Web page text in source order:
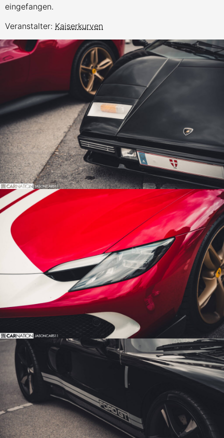
eingefangen.
Veranstalter: Kaiserkurven